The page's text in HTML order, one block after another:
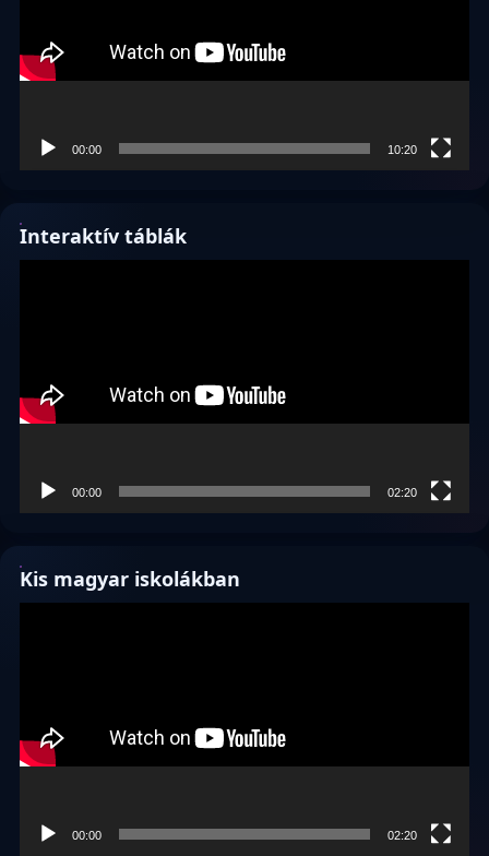
00:00 10:20
Interaktív táblák
00:00 02:20
Kis magyar iskolákban
00:00 02:20